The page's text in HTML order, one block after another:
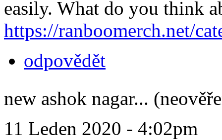
easily. What do you think
https://ranboomerch.net/
odpovědět
new ashok nagar...
11 Leden 2020 - 4:02pm